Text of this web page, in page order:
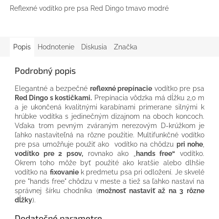
Reflexné vodítko pre psa Red Dingo tmavo modré
Popis Hodnotenie Diskusia Značka
Podrobný popis
Elegantné a bezpečné reflexné prepínacie vodítko pre psa
Red Dingo s kostičkami. Prepínacia vôdzka má dĺžku 2,0 m
a je ukončená kvalitnými karabínami primerane silnými k
hrúbke vodítka s jedinečným dizajnom na oboch koncoch.
Vďaka trom pevným zváraným nerezovým D-krúžkom je
ľahko nastaviteľná na rôzne použitie. Multifunkčné vodítko
pre psa umožňuje použiť ako vodítko na chôdzu pri nohe
vodítko pre 2 psov,rovnako ako „ hands free“ vodítko.
Okrem toho môže byť použité ako kratšie alebo dlhšie
vodítko na fixovaniek predmetu psa pri odložení. Je skvelé
pre "hands free" chôdzu v meste a tiež sa ľahko nastaví na
správnej šírku chodníka (možnosť nastaviť až na 3 rôzne
dĺžky).